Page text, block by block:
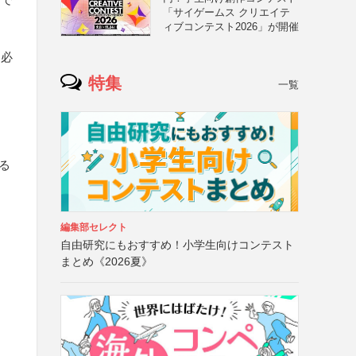
「サイゲームス クリエイテ
ィブコンテスト2026」が開催
特集 一覧
編集部セレクト
自由研究にもおすすめ！小学生向けコンテスト
まとめ《2026夏》